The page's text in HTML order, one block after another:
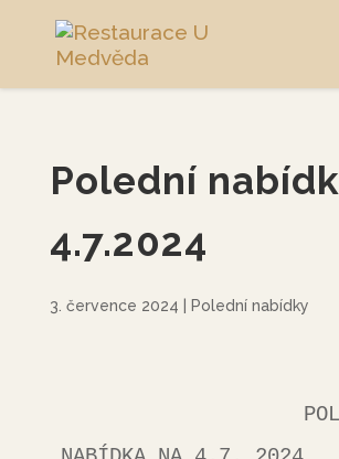
Polední
4.7.2024
3. července 2024 Polední nabídky